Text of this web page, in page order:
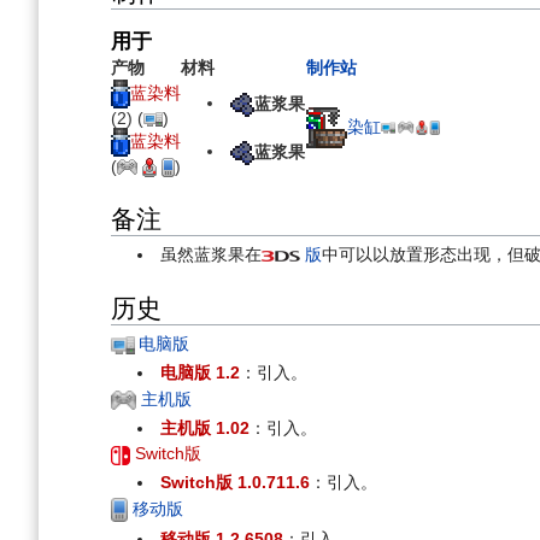
用于
产物 材料
制作站
蓝染料
(2) ( )
蓝浆果
染缸
蓝染料
(
)
蓝浆果
备注
虽然蓝浆果在 版中可以以放置形态出现，但
历史
电脑版
电脑版 1.2 ：引入。
主机版
主机版 1.02 ：引入。
Switch版
Switch版 1.0.711.6 ：引入。
移动版